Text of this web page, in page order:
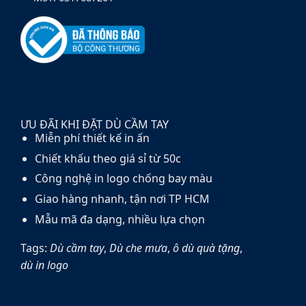
ƯU ĐÃI KHI ĐẶT DÙ CẦM TAY
Miễn phí thiết kế in ấn
Chiết khấu theo giá sỉ từ 50c
Công nghệ in logo chống bay màu
Giao hàng nhanh, tận nơi TP HCM
Mẫu mã đa dạng, nhiều lựa chọn
Tags: Dù cầm tay, Dù che mưa, ô dù quà tặng,
dù in logo